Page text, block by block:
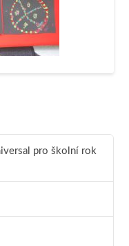
pro školní rok